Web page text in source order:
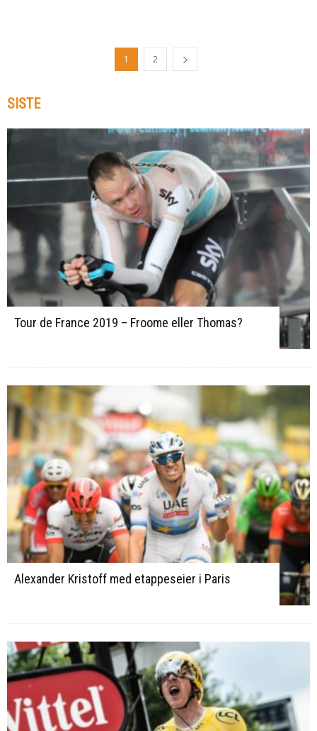
1 2
SISTE
Tour de France 2019 – Froome eller Thomas?
Alexander Kristoff med etappeseier i Paris